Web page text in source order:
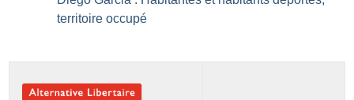
territoire occupé